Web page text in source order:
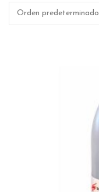
Orden predeterminado